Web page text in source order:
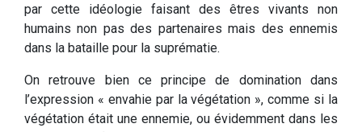
par cette idéologie faisant des êtres vivants non
humains non pas des partenaires mais des ennemis
dans la bataille pour la suprématie.
On retrouve bien ce principe de domination dans
l’expression « envahie par la végétation », comme si la
végétation était une ennemie, ou évidemment dans les